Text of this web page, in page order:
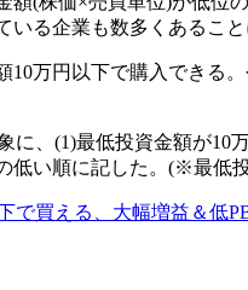
る企業も数多くあること
10万円以下で購入できる
に、(1)最低投資金額が
低い順に記した。(※最低
で買える、大幅増益＆低